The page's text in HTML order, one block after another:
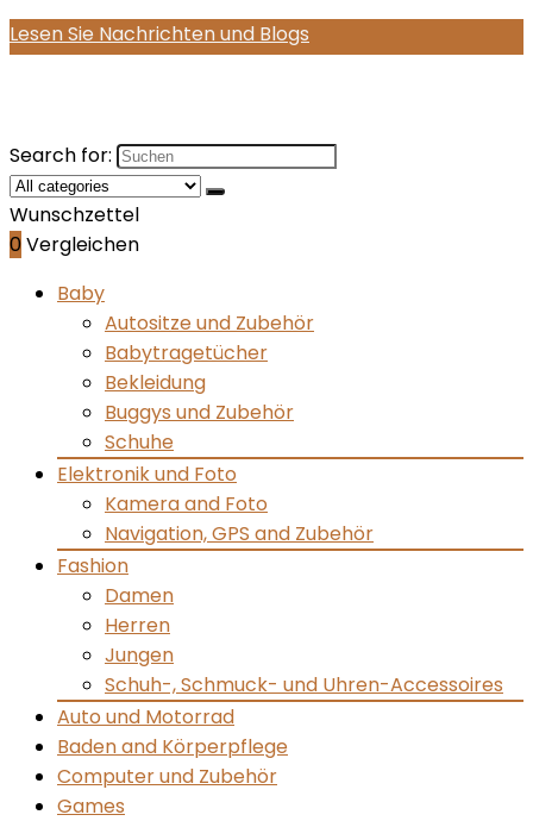
Lesen Sie Nachrichten und Blogs
Search for:
Wunschzettel
0 Vergleichen
Baby
Autositze und Zubehör
Babytragetücher
Bekleidung
Buggys und Zubehör
Schuhe
Elektronik und Foto
Kamera and Foto
Navigation, GPS and Zubehör
Fashion
Damen
Herren
Jungen
Schuh-, Schmuck- und Uhren-Accessoires
Auto und Motorrad
Baden and Körperpflege
Computer und Zubehör
Games